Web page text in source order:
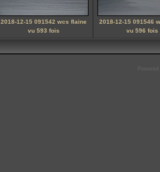
2018-12-15 091542 wcs flaine
vu 593 fois
2018-12-15 091546
vu 596 fois